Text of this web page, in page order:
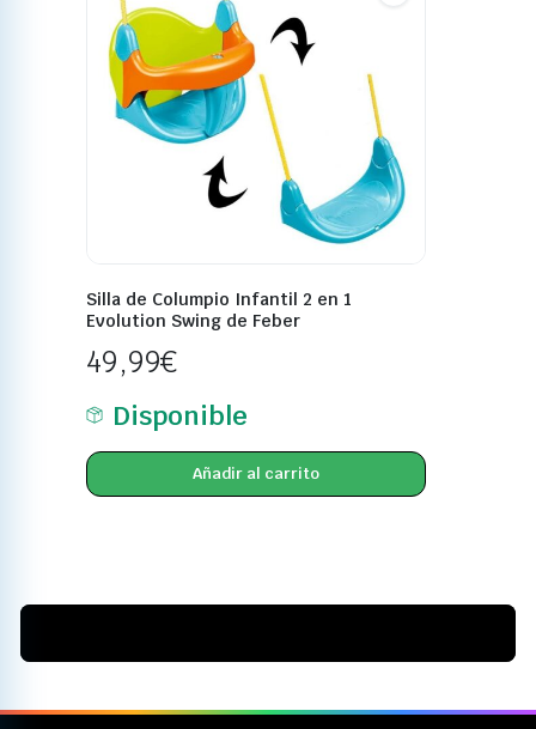
Silla de Columpio Infantil 2 en 1
Evolution Swing de Feber
49,99€
Disponible
Añadir al carrito